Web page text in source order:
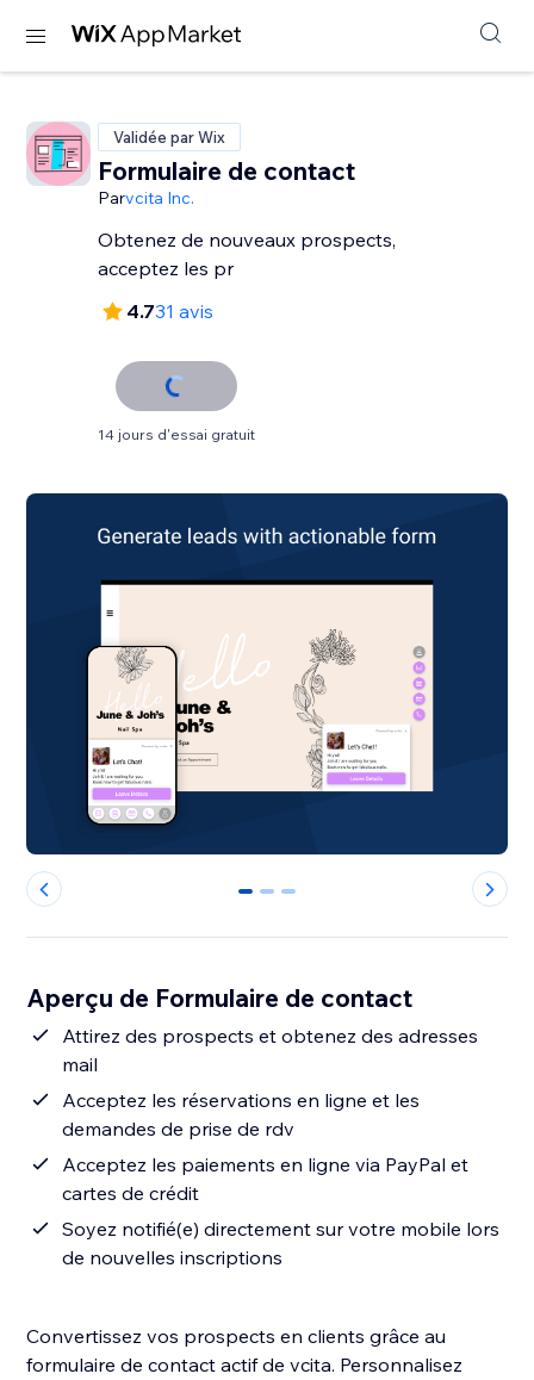
Validée par Wix
Formulaire de contact
Parvcita Inc.
Obtenez de nouveaux prospects,
acceptez les pr
4.731 avis
14 jours d'essai gratuit
0 1 2
Aperçu de Formulaire de contact
Attirez des prospects et obtenez des adresses
mail
Acceptez les réservations en ligne et les
demandes de prise de rdv
Acceptez les paiements en ligne via PayPal et
cartes de crédit
Soyez notifié(e) directement sur votre mobile lors
de nouvelles inscriptions
Convertissez vos prospects en clients grâce au
formulaire de contact actif de vcita. Personnalisez